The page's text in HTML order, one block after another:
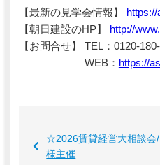
【最新の見学会情報】
【朝日建設のHP】 http://
【お問合せ】 TEL：0120-
WEB： https://
☆2026賃貸経営大相談会
様主催